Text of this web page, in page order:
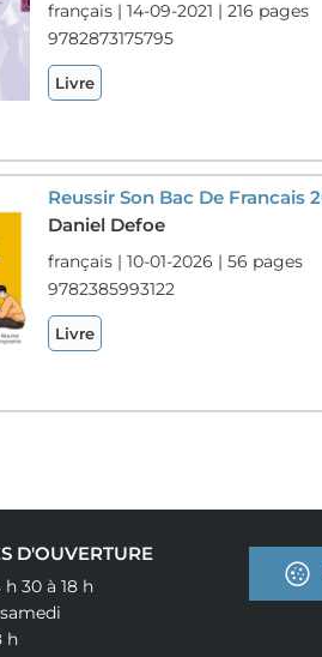
français | 14-09-2021 | 216 pages
9782873175795
Livre
Daniel Defoe
français | 10-01-2026 | 56 pages
9782385993122
Livre
D'OUVERTURE
h 30 à 18 h
h